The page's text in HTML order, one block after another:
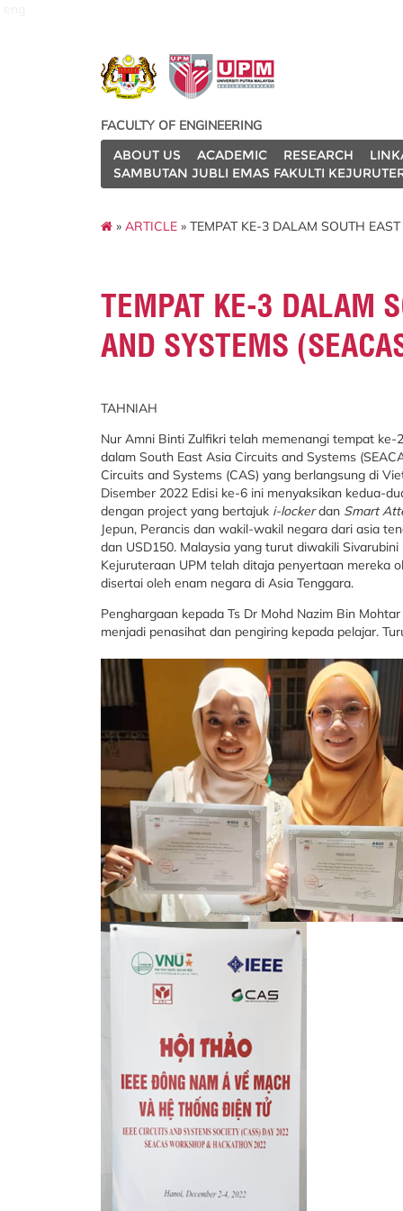
FACULTY OF ENGINEERING
ABOUT US
ACADEMIC RESEARCH
SAMBUTAN JUBLI EMAS FAKULTI
» ARTICLE » TEMPAT KE-3 DALAM SOUTH
TEMPAT KE-3 DALAM
AND SYSTEMS
TAHNIAH
Nur Amni Binti Zulfikri telah memenangi tempat
dalam South East Asia Circuits and Systems
Circuits and Systems (CAS) yang berlangsung di
Disember 2022 Edisi ke-6 ini menyaksikan kedua-
dengan project yang bertajuk i-lockerdan Smart
Jepun, Perancis dan wakil-wakil negara dari asia
dan USD150. Malaysia yang turut diwakili
Kejuruteraan UPM telah ditaja penyertaan mereka
disertai oleh enam negara di Asia Tenggara.
Penghargaan kepada Ts Dr Mohd Nazim Bin
menjadi penasihat dan pengiring kepada pelajar.